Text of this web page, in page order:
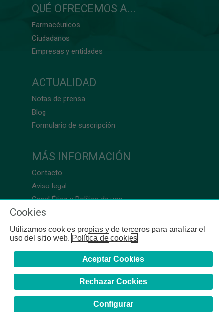
QUÉ OFRECEMOS A...
Farmacéuticos
Ciudadanos
Empresas y entidades
ACTUALIDAD
Notas de prensa
Blog
Formulario de suscripción
MÁS INFORMACIÓN
Contacto
Aviso legal
Canal Ético y Política de uso
Cookies
Utilizamos cookies propias y de terceros para analizar el
uso del sitio web.Política de cookies
Aceptar Cookies
Rechazar Cookies
Configurar